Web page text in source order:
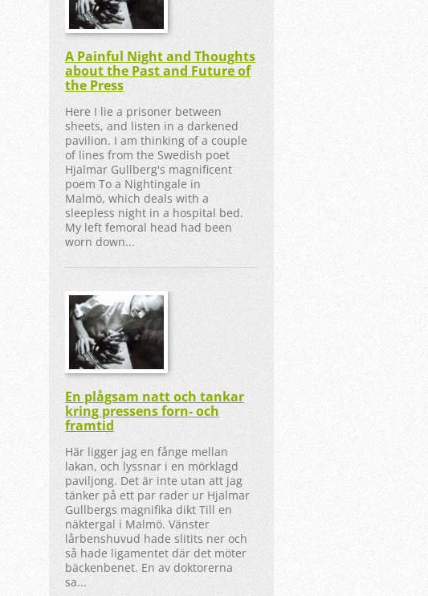
A Painful Night and Thoughts
about the Past and Future of
the Press
Here I lie a prisoner between
sheets, and listen in a darkened
pavilion. I am thinking of a couple
of lines from the Swedish poet
Hjalmar Gullberg's magnificent
poem To a Nightingale in
Malmö, which deals with a
sleepless night in a hospital bed.
My left femoral head had been
worn down...
En plågsam natt och tankar
kring pressens forn- och
framtid
Här ligger jag en fånge mellan
lakan, och lyssnar i en mörklagd
paviljong. Det är inte utan att jag
tänker på ett par rader ur Hjalmar
Gullbergs magnifika dikt Till en
näktergal i Malmö. Vänster
lårbenshuvud hade slitits ner och
så hade ligamentet där det möter
bäckenbenet. En av doktorerna
sa...